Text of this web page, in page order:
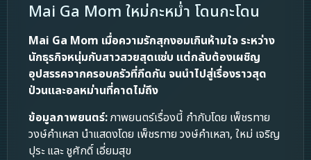
Mai Ga Mom ใหม่กะหม่ำ โดนกะโดน
Mai Ga Mom เมื่อความรักสุกงอมเกินห้ามใจ ระหว่าง
นักธุรกิจหนุ่มกับสาวสวยสุดแซ่บ แต่กลับต้องเผชิญ
อุปสรรคจากครอบครัวที่กีดกัน จนนำไปสู่เรื่องราวสุด
ป่วนและอลหม่านที่คาดไม่ถึง
ข้อมูลภาพยนตร์:ภาพยนตร์เรื่องนี้ กำกับโดย เพ็ชรทาย
วงษ์คำเหลา นำแสดงโดย เพ็ชรทาย วงษ์คำเหลา, ใหม่ เจริญ
ปุระ และ ชูศักดิ์ เอี่ยมสุข